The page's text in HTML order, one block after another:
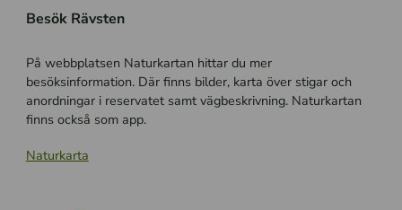
Besök Rävsten
På webbplatsen Naturkartan hittar du mer
besöksinformation. Där finns bilder, karta över stigar och
anordningar i reservatet samt vägbeskrivning. Naturkartan
finns också som app.
Naturkarta